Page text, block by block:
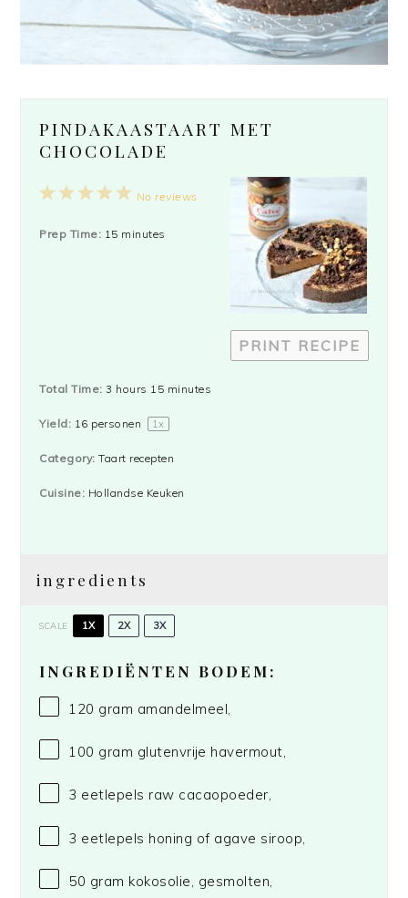
PINDAKAASTAART MET
CHOCOLADE
PRINT RECIPE
5
4
3
2
1
No reviews
Prep Time: 15 minutes
Total Time: 3 hours 15 minutes
Yield: 16 personen 1x
Category: Taart recepten
Cuisine: Hollandse Keuken
ingredients
SCALE 1X 2X 3X
INGREDIËNTEN BODEM:
120 gram amandelmeel,
100 gram glutenvrije havermout,
3 eetlepels raw cacaopoeder,
3 eetlepels honing of agave siroop,
50 gram kokosolie, gesmolten,